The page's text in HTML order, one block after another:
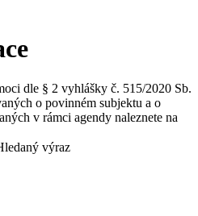
dle § 2 vyhlášky č. 515/2020 Sb.
o povinném subjektu a o
v rámci agendy naleznete na
výraz